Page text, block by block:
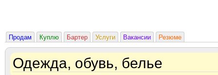
Продам Куплю Бартер Услуги Вакансии Резюме
Одежда, обувь, белье